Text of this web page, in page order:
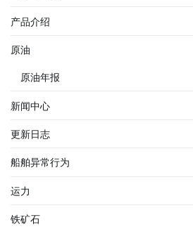
产品介绍
原油
原油年报
新闻中心
更新日志
船舶异常行为
运力
铁矿石